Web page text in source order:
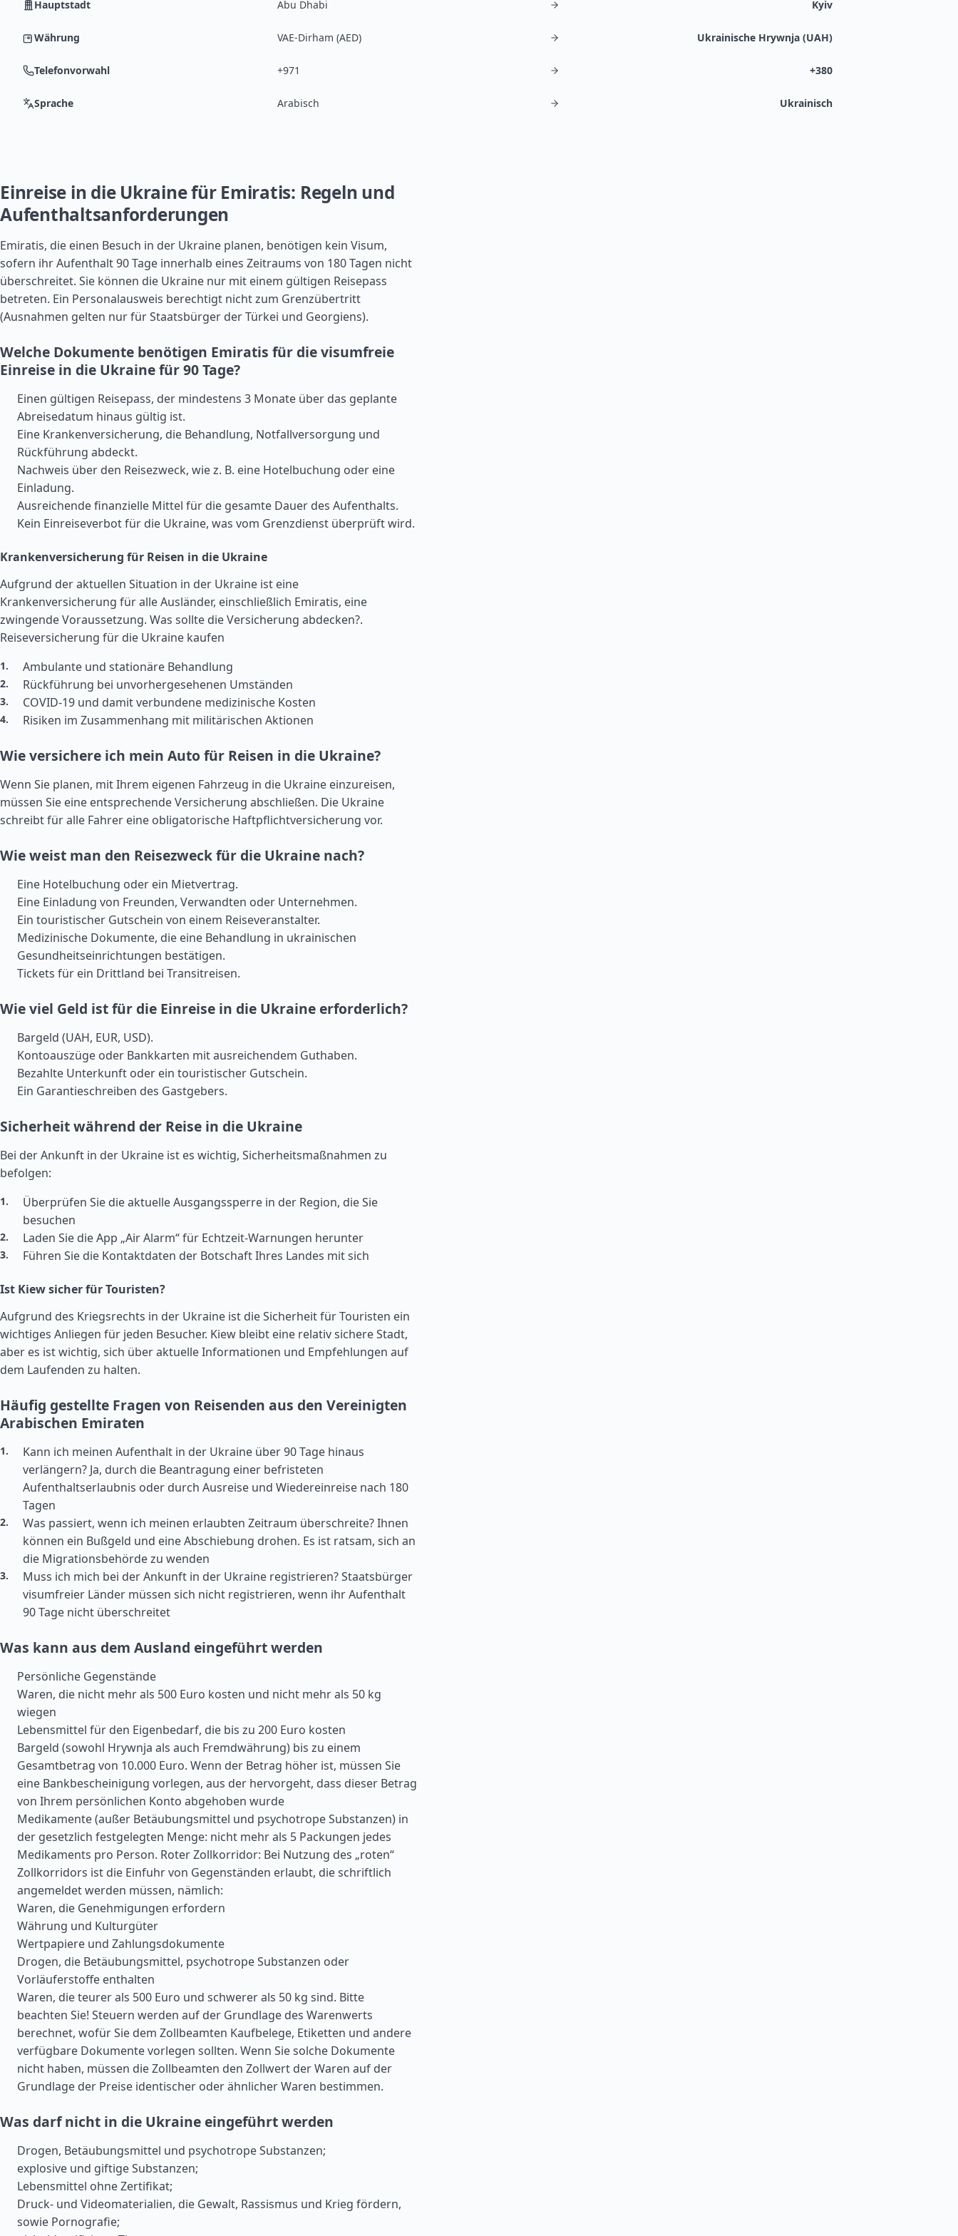
Hauptstadt Abu Dhabi Kyiv
Währung VAE-Dirham (AED) Ukrainische Hrywnja (UAH)
Telefonvorwahl +971 +380
Sprache Arabisch Ukrainisch
Einreise in die Ukraine für Emiratis: Regeln und
Aufenthaltsanforderungen
Emiratis, die einen Besuch in der Ukraine planen, benötigen kein Visum,
sofern ihr Aufenthalt 90 Tage innerhalb eines Zeitraums von 180 Tagen nicht
überschreitet. Sie können die Ukraine nur mit einem gültigen Reisepass
betreten. Ein Personalausweis berechtigt nicht zum Grenzübertritt
(Ausnahmen gelten nur für Staatsbürger derTürkei und Georgiens).
Welche Dokumente benötigen Emiratis für die visumfreie
Einreise in die Ukraine für 90 Tage?
Einen gültigen Reisepass, der mindestens 3 Monate über das geplante
Abreisedatum hinaus gültig ist.
Eine Krankenversicherung, die Behandlung, Notfallversorgung und
Rückführung abdeckt.
Nachweis über den Reisezweck, wie z. B. eine Hotelbuchung oder eine
Einladung.
Ausreichende finanzielle Mittel für die gesamte Dauer des Aufenthalts.
Kein Einreiseverbot für die Ukraine, was vom Grenzdienst überprüft wird.
Krankenversicherung für Reisen in die Ukraine
Aufgrund der aktuellen Situation in der Ukraine ist eine
Krankenversicherung für alle Ausländer, einschließlich Emiratis, eine
zwingende Voraussetzung. Was sollte die Versicherung abdecken?.
Reiseversicherung für die Ukraine kaufen
Ambulante und stationäre Behandlung
Rückführung bei unvorhergesehenen Umständen
COVID-19 und damit verbundene medizinische Kosten
Risiken im Zusammenhang mit militärischen Aktionen
Wie versichere ich mein Auto für Reisen in die Ukraine?
Wenn Sie planen, mit Ihrem eigenen Fahrzeug in die Ukraine einzureisen,
müssen Sie eine entsprechende Versicherung abschließen. Die Ukraine
schreibt für alle Fahrer eine obligatorische Haftpflichtversicherung vor.
Wie weist man den Reisezweck für die Ukraine nach?
Eine Hotelbuchung oder ein Mietvertrag.
Eine Einladung von Freunden, Verwandten oder Unternehmen.
Ein touristischer Gutschein von einem Reiseveranstalter.
Medizinische Dokumente, die eine Behandlung in ukrainischen
Gesundheitseinrichtungen bestätigen.
Tickets für ein Drittland bei Transitreisen.
Wie viel Geld ist für die Einreise in die Ukraine erforderlich?
Bargeld (UAH, EUR, USD).
Kontoauszüge oder Bankkarten mit ausreichendem Guthaben.
Bezahlte Unterkunft oder ein touristischer Gutschein.
Ein Garantieschreiben des Gastgebers.
Sicherheit während der Reise in die Ukraine
Bei der Ankunft in der Ukraine ist es wichtig, Sicherheitsmaßnahmen zu
befolgen:
Überprüfen Sie die aktuelle Ausgangssperre in der Region, die Sie
besuchen
Laden Sie die App „Air Alarm“ für Echtzeit-Warnungen herunter
Führen Sie die Kontaktdaten der Botschaft Ihres Landes mit sich
Ist Kiew sicher für Touristen?
Aufgrund des Kriegsrechts in der Ukraine ist die Sicherheit für Touristen ein
wichtiges Anliegen für jeden Besucher. Kiew bleibt eine relativ sichere Stadt,
aber es ist wichtig, sich über aktuelle Informationen und Empfehlungen auf
dem Laufenden zu halten.
Häufig gestellte Fragen von Reisenden aus den Vereinigten
Arabischen Emiraten
Kann ich meinen Aufenthalt in der Ukraine über 90 Tage hinaus
verlängern? Ja, durch die Beantragung einer befristeten
Aufenthaltserlaubnis oder durch Ausreise und Wiedereinreise nach 180
Tagen
Was passiert, wenn ich meinen erlaubten Zeitraum überschreite? Ihnen
können ein Bußgeld und eine Abschiebung drohen. Es ist ratsam, sich an
die Migrationsbehörde zu wenden
Muss ich mich bei der Ankunft in der Ukraine registrieren? Staatsbürger
visumfreier Länder müssen sich nicht registrieren, wenn ihr Aufenthalt
90 Tage nicht überschreitet
Was kann aus dem Ausland eingeführt werden
Persönliche Gegenstände
Waren, die nicht mehr als 500 Euro kosten und nicht mehr als 50 kg
wiegen
Lebensmittel für den Eigenbedarf, die bis zu 200 Euro kosten
Bargeld (sowohl Hrywnja als auch Fremdwährung) bis zu einem
Gesamtbetrag von 10.000 Euro. Wenn der Betrag höher ist, müssen Sie
eine Bankbescheinigung vorlegen, aus der hervorgeht, dass dieser Betrag
von Ihrem persönlichen Konto abgehoben wurde
Medikamente (außer Betäubungsmittel und psychotrope Substanzen) in
der gesetzlich festgelegten Menge: nicht mehr als 5 Packungen jedes
Medikaments pro Person. Roter Zollkorridor: Bei Nutzung des „roten“
Zollkorridors ist die Einfuhr von Gegenständen erlaubt, die schriftlich
angemeldet werden müssen, nämlich:
Waren, die Genehmigungen erfordern
Währung und Kulturgüter
Wertpapiere und Zahlungsdokumente
Drogen, die Betäubungsmittel, psychotrope Substanzen oder
Vorläuferstoffe enthalten
Waren, die teurer als 500 Euro und schwerer als 50 kg sind. Bitte
beachten Sie! Steuern werden auf der Grundlage des Warenwerts
berechnet, wofür Sie dem Zollbeamten Kaufbelege, Etiketten und andere
verfügbare Dokumente vorlegen sollten. Wenn Sie solche Dokumente
nicht haben, müssen die Zollbeamten den Zollwert der Waren auf der
Grundlage der Preise identischer oder ähnlicher Waren bestimmen.
Was darf nicht in die Ukraine eingeführt werden
Drogen, Betäubungsmittel und psychotrope Substanzen;
explosive und giftige Substanzen;
Lebensmittel ohne Zertifikat;
Druck- und Videomaterialien, die Gewalt, Rassismus und Krieg fördern,
sowie Pornografie;